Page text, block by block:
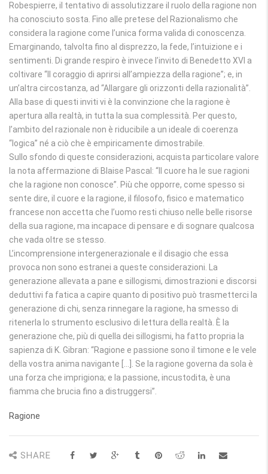
Robespierre, il tentativo di assolutizzare il ruolo della ragione non
ha conosciuto sosta. Fino alle pretese del Razionalismo che
considera la ragione come l’unica forma valida di conoscenza.
Emarginando, talvolta fino al disprezzo, la fede, l’intuizione e i
sentimenti. Di grande respiro è invece l’invito di Benedetto XVI a
coltivare “Il coraggio di aprirsi all’ampiezza della ragione”; e, in
un’altra circostanza, ad “Allargare gli orizzonti della razionalità”.
Alla base di questi inviti vi è la convinzione che la ragione è
apertura alla realtà, in tutta la sua complessità. Per questo,
l’ambito del razionale non è riducibile a un ideale di coerenza
“logica” né a ciò che è empiricamente dimostrabile.
Sullo sfondo di queste considerazioni, acquista particolare valore
la nota affermazione di Blaise Pascal: “Il cuore ha le sue ragioni
che la ragione non conosce”. Più che opporre, come spesso si
sente dire, il cuore e la ragione, il filosofo, fisico e matematico
francese non accetta che l’uomo resti chiuso nelle belle risorse
della sua ragione, ma incapace di pensare e di sognare qualcosa
che vada oltre se stesso.
L’incomprensione intergenerazionale e il disagio che essa
provoca non sono estranei a queste considerazioni. La
generazione allevata a pane e sillogismi, dimostrazioni e discorsi
deduttivi fa fatica a capire quanto di positivo può trasmetterci la
generazione di chi, senza rinnegare la ragione, ha smesso di
ritenerla lo strumento esclusivo di lettura della realtà. È la
generazione che, più di quella dei sillogismi, ha fatto propria la
sapienza di K. Gibran: “Ragione e passione sono il timone e le vele
della vostra anima navigante […]. Se la ragione governa da sola è
una forza che imprigiona; e la passione, incustodita, è una
fiamma che brucia fino a distruggersi”.
Ragione
SHARE